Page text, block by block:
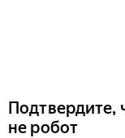
Подтвердите,
не робот